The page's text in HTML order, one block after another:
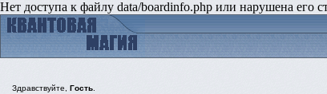
Нет доступа к файлу data/boardinfo.php или нарушена его
Здравствуйте, Гость